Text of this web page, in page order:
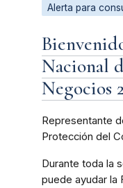
Alerta para
Nacional
Negocios
Representante
Protección del
Durante toda la
puede ayudar la